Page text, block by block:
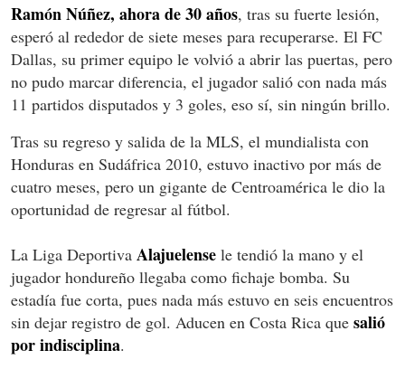
Ramón Núñez, ahora de 30 años, tras su fuerte lesión,
esperó al rededor de siete meses para recuperarse. El FC
Dallas, su primer equipo le volvió a abrir las puertas, pero
no pudo marcar diferencia, el jugador salió con nada más
11 partidos disputados y 3 goles, eso sí, sin ningún brillo.
Tras su regreso y salida de la MLS, el mundialista con
Honduras en Sudáfrica 2010, estuvo inactivo por más de
cuatro meses, pero un gigante de Centroamérica le dio la
oportunidad de regresar al fútbol.
La Liga Deportiva Alajuelense le tendió la mano y el
jugador hondureño llegaba como fichaje bomba. Su
estadía fue corta, pues nada más estuvo en seis encuentros
sin dejar registro de gol. Aducen en Costa Rica que salió
por indisciplina.